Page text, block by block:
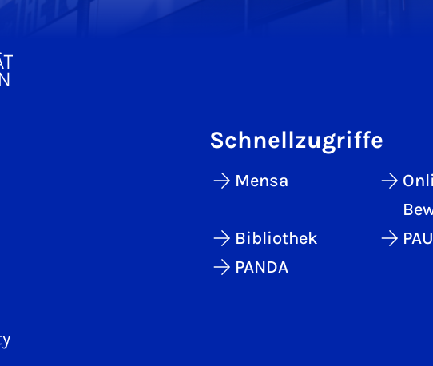
Schnellzugriffe
Mensa
Bibliothek
PANDA